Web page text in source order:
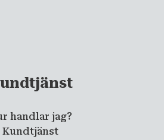
handlar jag?
Kundtjänst